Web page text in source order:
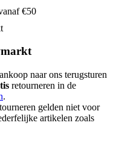
€50
naar ons terugsturen
retourneren in de
.
gelden niet voor
artikelen zoals